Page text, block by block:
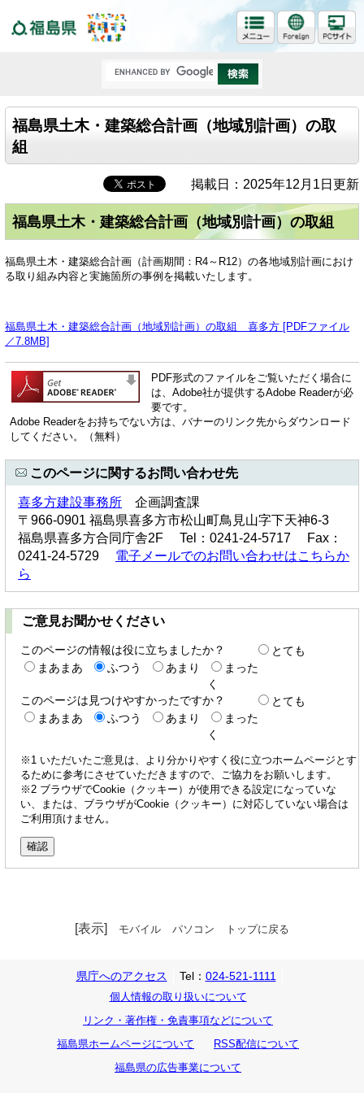
福島県土木・建築総合計画（地域別計画）の取
組
掲載日：2025年12月1日更新
福島県土木・建築総合計画（地域別計画）の取組
福島県土木・建築総合計画（計画期間：R4～R12）の各地域別計画におけ
る取り組み内容と実施箇所の事例を掲載いたします。
福島県土木・建築総合計画（地域別計画）の取組 喜多方 [PDFファイル
／7.8MB]
PDF形式のファイルをご覧いただく場合に
は、Adobe社が提供するAdobe Readerが必
要です。
Adobe Readerをお持ちでない方は、バナーのリンク先からダウンロード
してください。（無料）
このページに関するお問い合わせ先
喜多方建設事務所 企画調査課
〒966-0901 福島県喜多方市松山町鳥見山字下天神6-3
福島県喜多方合同庁舎2F Tel：0241-24-5717 Fax：
0241-24-5729 電子メールでのお問い合わせはこちらか
ら
ご意見お聞かせください
このページの情報は役に立ちましたか？
とても
まあまあ
ふつう あまり
まった
く
このページは見つけやすかったですか？
とても
まあまあ
ふつう あまり
まった
く
※1 いただいたご意見は、より分かりやすく役に立つホームページとす
るために参考にさせていただきますので、ご協力をお願いします。
※2 ブラウザでCookie（クッキー）が使用できる設定になっていな
い、または、ブラウザがCookie（クッキー）に対応していない場合は
ご利用頂けません。
[表示] モバイル パソコン トップに戻る
県庁へのアクセス Tel： 024-521-1111
個人情報の取り扱いについて
リンク・著作権・免責事項などについて
福島県ホームページについて
RSS配信について
福島県の広告事業について